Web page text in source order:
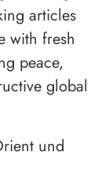
articles
with fresh
peace,
global
und